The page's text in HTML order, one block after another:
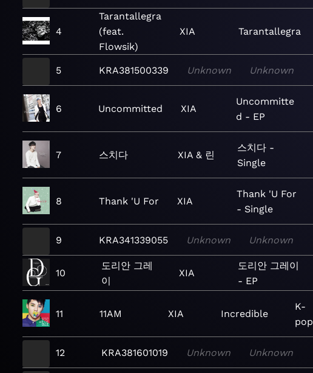
4
Tarantallegra
(feat.
Flowsik)
XIA Tarantallegra
5 KRA381500339 Unknown Unknown
6 Uncommitted XIA
Uncommitte​
d - EP
7 스치다 XIA & 린
스치다 -
Single
8 Thank 'U For XIA
Thank 'U For
- Single
9 KRA341339055 Unknown Unknown
10
도리안 그레
이
XIA
도리안 그레이
- EP
11 11AM XIA Incredible
K-
pop
12 KRA381601019 Unknown Unknown